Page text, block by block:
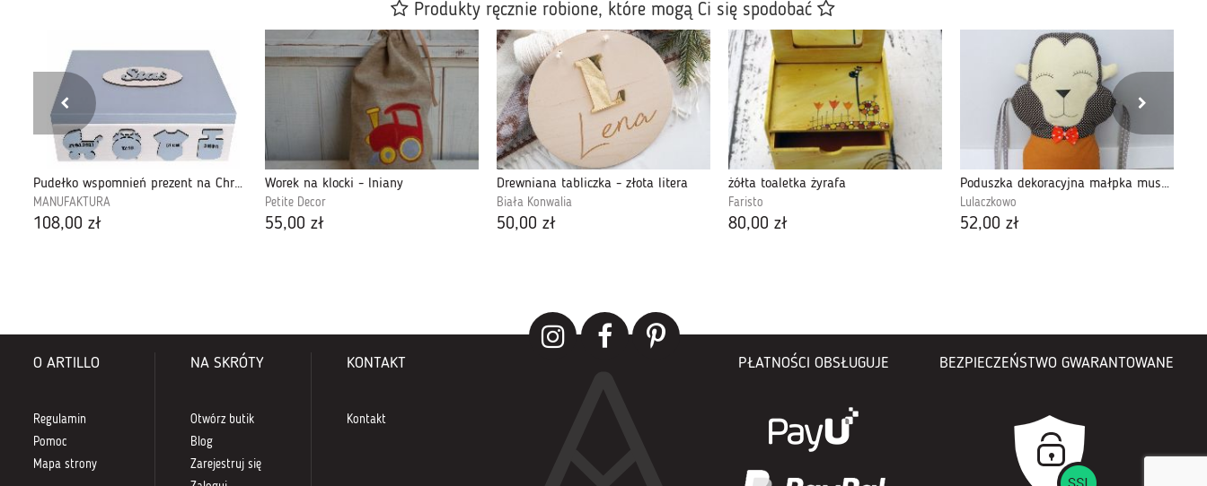
Produkty ręcznie robione, które mogą Ci się spodobać
Pudełko wspomnień prezent na Chrzest- PW15
MANUFAKTURA
108,00 zł
Worek na klocki - lniany
Petite Decor
55,00 zł
Drewniana tabliczka - złota litera
Biała Konwalia
50,00 zł
żółta toaletka żyrafa
Faristo
80,00 zł
Poduszka dekoracyjna małpka musztarda-brąz
Lulaczkowo
52,00 zł
O ARTILLO
Regulamin
Pomoc
Mapa strony
NA SKRÓTY
Otwórz butik
Blog
Zarejestruj się
KONTAKT
Kontakt
PŁATNOŚCI OBSŁUGUJE BEZPIECZEŃSTWO GWARANTOWANE